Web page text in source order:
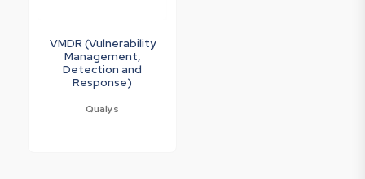
VMDR (Vulnerability
Management,
Detection and
Response)
Qualys